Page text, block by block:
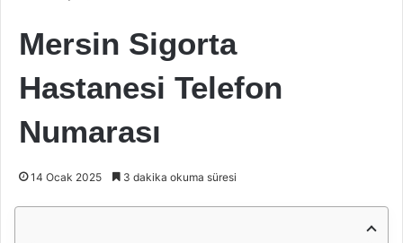
Mersin Sigorta
Hastanesi Telefon
Numarası
14 Ocak 2025 3 dakika okuma süresi